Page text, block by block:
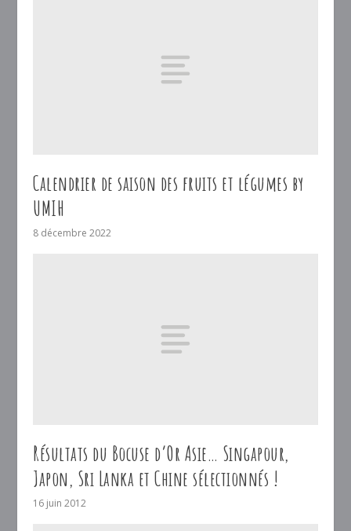
Calendrier de saison des fruits et légumes by
UMIH
8 décembre 2022
Résultats du Bocuse d’Or Asie… Singapour,
Japon, Sri Lanka et Chine sélectionnés !
16 juin 2012